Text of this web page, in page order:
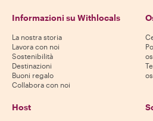
Informazioni su Withlocals
La nostra storia
Lavora con noi
Sostenibilità
Destinazioni
Buoni regalo
Collabora con noi
Host